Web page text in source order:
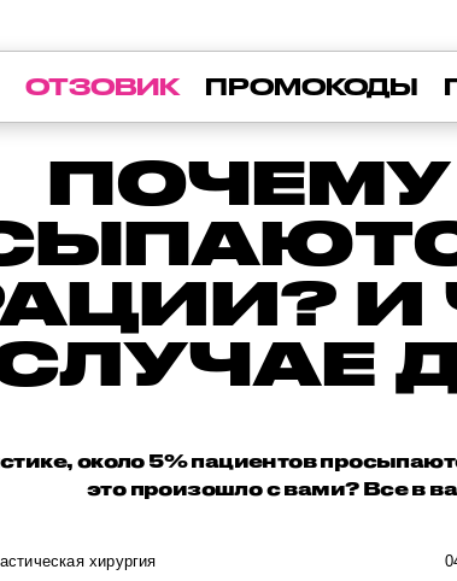
ОТЗОВИК ПРОМОКОДЫ
И
около 5% пациентов
это произошло с вами? Все в
хирургия